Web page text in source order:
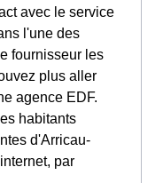
avec le service
l'une des
fournisseur les
plus aller
agence EDF.
habitants
d'Arricau-
par